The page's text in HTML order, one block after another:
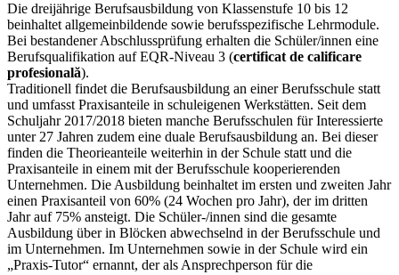
Die dreijährige Berufsausbildung von Klassenstufe 10 bis 12
beinhaltet allgemeinbildende sowie berufsspezifische Lehrmodule.
Bei bestandener Abschlussprüfung erhalten die Schüler/innen eine
Berufsqualifikation auf EQR-Niveau 3 (certificat de calificare
profesională).
Traditionell findet die Berufsausbildung an einer Berufsschule statt
und umfasst Praxisanteile in schuleigenen Werkstätten. Seit dem
Schuljahr 2017/2018 bieten manche Berufsschulen für Interessierte
unter 27 Jahren zudem eine duale Berufsausbildung an. Bei dieser
finden die Theorieanteile weiterhin in der Schule statt und die
Praxisanteile in einem mit der Berufsschule kooperierenden
Unternehmen. Die Ausbildung beinhaltet im ersten und zweiten Jahr
einen Praxisanteil von 60% (24 Wochen pro Jahr), der im dritten
Jahr auf 75% ansteigt. Die Schüler-/innen sind die gesamte
Ausbildung über in Blöcken abwechselnd in der Berufsschule und
im Unternehmen. Im Unternehmen sowie in der Schule wird ein
„Praxis-Tutor“ ernannt, der als Ansprechperson für die